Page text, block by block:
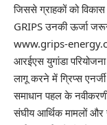
जिससे ग्राहकों को
GRIPS उनकी ऊर्जा
www.grips-
आरईएस युगांडा
लागू करने में ग्रिप्स
समाधान पहल के
संघीय आर्थिक मामलों और